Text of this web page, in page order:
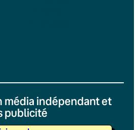
média indépendant et
publicité